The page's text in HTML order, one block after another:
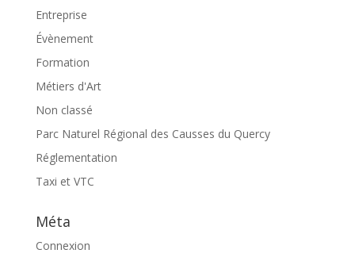
Entreprise
Évènement
Formation
Métiers d'Art
Non classé
Parc Naturel Régional des Causses du Quercy
Réglementation
Taxi et VTC
Méta
Connexion